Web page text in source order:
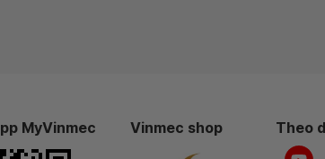
MyVinmec Vinmec shop Theo